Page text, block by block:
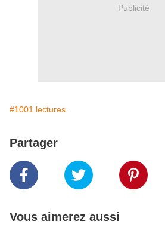
Publicité
#1001 lectures.
Partager
Vous aimerez aussi